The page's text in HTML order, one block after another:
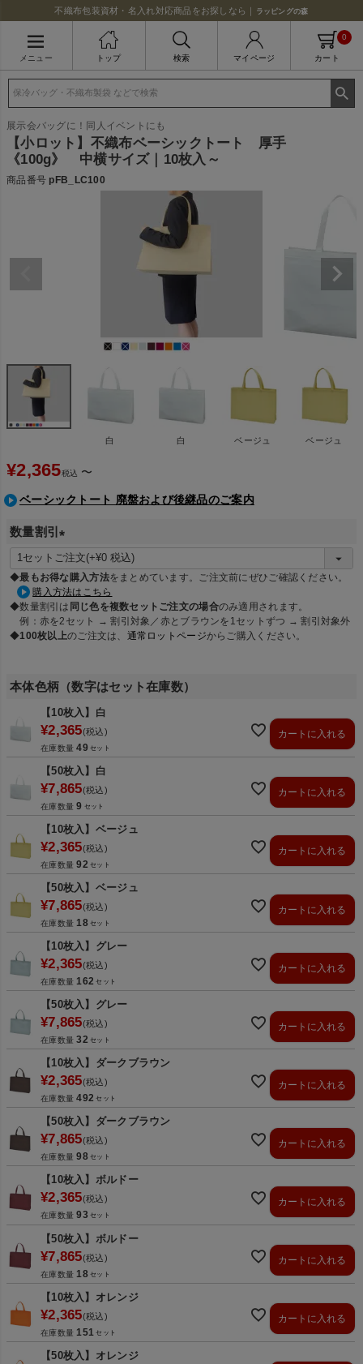
不織布包装資材・名入れ対応商品をお探しなら｜ ラッピングの森
メニュー トップ 検索 マイページ カート
0
展示会バッグに！同人イベントにも
【小ロット】不織布ベーシックトート 厚手
《100g》 中横サイズ｜10枚入～
商品番号 pFB_LC100
白 白 ベージュ ベージュ
¥2,365税込 〜
ベーシックトート 廃盤および後継品のご案内
数量割引
(
必
須
)
◆最もお得な購入方法をまとめています。ご注文前にぜひご確認ください。
購入方法はこちら
◆数量割引は 同じ色を複数セットご注文の場合のみ適用されます。
例：赤を2セット → 割引対象／赤とブラウンを1セットずつ → 割引対象外
◆100枚以上のご注文は、 通常ロットページからご購入ください。
本体色柄（数字はセット在庫数）
【10枚入】白
¥2,365 税込
在庫数量 49
カートに入れる
【50枚入】白
¥7,865 税込
在庫数量 9
カートに入れる
【10枚入】ベージュ
¥2,365 税込
在庫数量 92
カートに入れる
【50枚入】ベージュ
¥7,865 税込
在庫数量 18
カートに入れる
【10枚入】グレー
¥2,365 税込
在庫数量 162
カートに入れる
【50枚入】グレー
¥7,865 税込
在庫数量 32
カートに入れる
【10枚入】ダークブラウン
¥2,365 税込
在庫数量 492
カートに入れる
【50枚入】ダークブラウン
¥7,865 税込
在庫数量 98
カートに入れる
【10枚入】ボルドー
¥2,365 税込
在庫数量 93
カートに入れる
【50枚入】ボルドー
¥7,865 税込
在庫数量 18
カートに入れる
【10枚入】オレンジ
¥2,365 税込
在庫数量 151
カートに入れる
【50枚入】オレンジ